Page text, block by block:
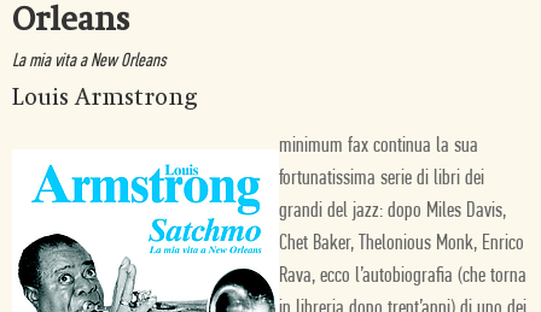
Orleans
La mia vita a New Orleans
Louis Armstrong
minimum fax continua la sua
fortunatissima serie di libri dei
grandi del jazz: dopo Miles Davis,
Chet Baker, Thelonious Monk, Enrico
Rava, ecco l’autobiografia (che torna